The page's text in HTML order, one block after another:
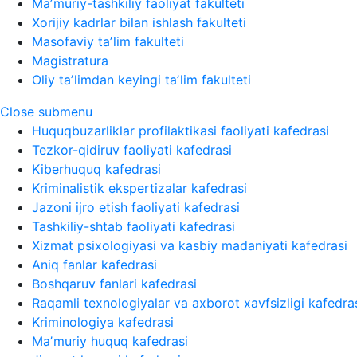
Maʼmuriy-tashkiliy faoliyat fakulteti
Xorijiy kadrlar bilan ishlash fakulteti
Masofaviy taʼlim fakulteti
Magistratura
Oliy taʼlimdan keyingi taʼlim fakulteti
Close submenu
Huquqbuzarliklar profilaktikasi faoliyati kafedrasi
Tezkor-qidiruv faoliyati kafedrasi
Kiberhuquq kafedrasi
Kriminalistik ekspertizalar kafedrasi
Jazoni ijro etish faoliyati kafedrasi
Tashkiliy-shtab faoliyati kafedrasi
Xizmat psixologiyasi va kasbiy madaniyati kafedrasi
Aniq fanlar kafedrasi
Boshqaruv fanlari kafedrasi
Raqamli texnologiyalar va axborot xavfsizligi
Kriminologiya kafedrasi
Maʼmuriy huquq kafedrasi